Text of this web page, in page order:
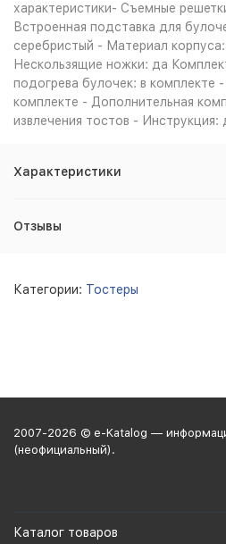
характеристики- Съемные
Встроенная подставка для
серебристый - Материал
Нескользящие ножки: да
подогрева булочек: в
комплекте - Дополнительная
извлечения тостов - Инструкция:
Характеристики
Отзывы
Категории: Тостеры
2007-2026 © e-Katalog —
(неофициальный).
Каталог товаров